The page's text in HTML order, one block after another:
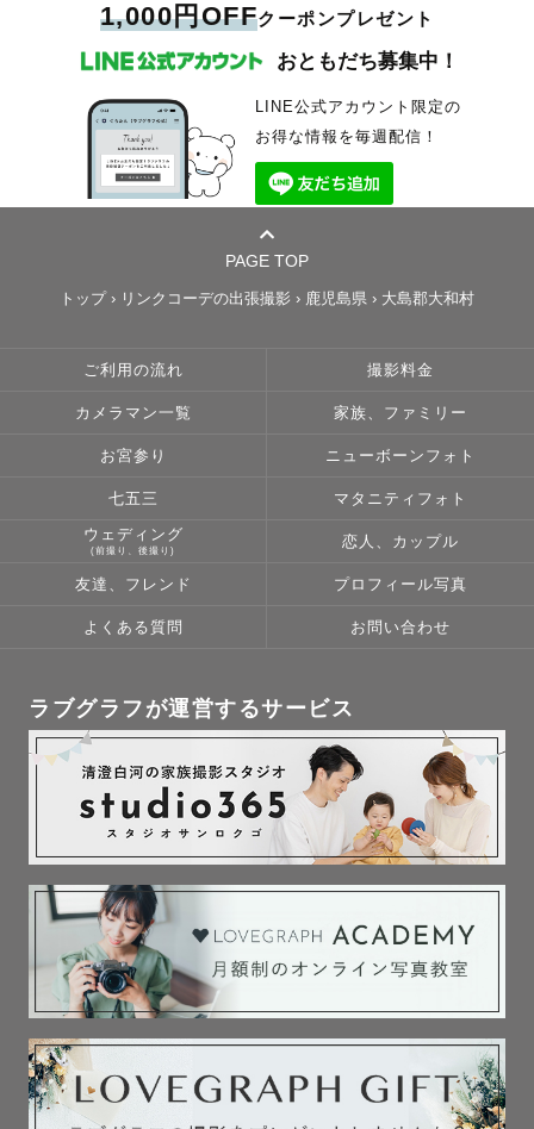
1,000円OFFクーポンプレゼント
おともだち募集中！
LINE公式アカウント限定の
お得な情報を毎週配信！
PAGE TOP
トップ › リンクコーデの出張撮影 › 鹿児島県 › 大島郡大和村
ご利用の流れ 撮影料金
カメラマン一覧 家族、ファミリー
お宮参り ニューボーンフォト
七五三 マタニティフォト
ウェディング
(前撮り、後撮り)
恋人、カップル
友達、フレンド プロフィール写真
よくある質問 お問い合わせ
ラブグラフが運営するサービス